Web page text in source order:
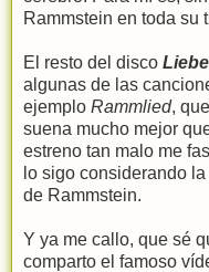
Rammstein en toda su
El resto del disco
algunas de las
ejemplo Rammlied,
suena mucho mejor
estreno tan malo me
lo sigo considerando
de Rammstein.
Y ya me callo, que sé
comparto el famoso